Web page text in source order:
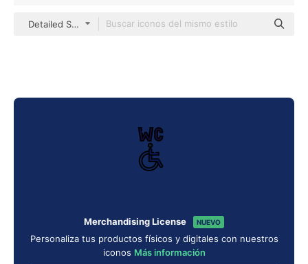
Detailed Straight Lineal color
Merchandising License NUEVO
Personaliza tus productos físicos y digitales con nuestros
iconos Más información